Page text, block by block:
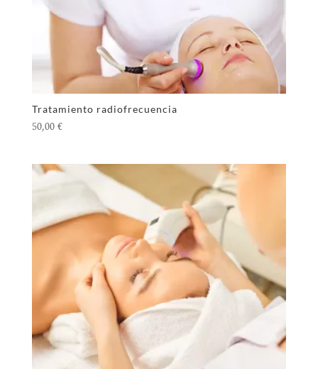
Tratamiento radiofrecuencia
50,00€